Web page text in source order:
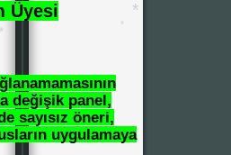
Üyesi
değişik panel,
sayısız öneri,
uygulamaya
*
*